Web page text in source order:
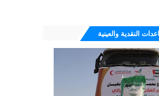
النقدية والعينية